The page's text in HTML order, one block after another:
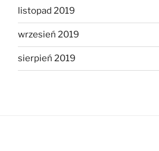
listopad 2019
wrzesień 2019
sierpień 2019